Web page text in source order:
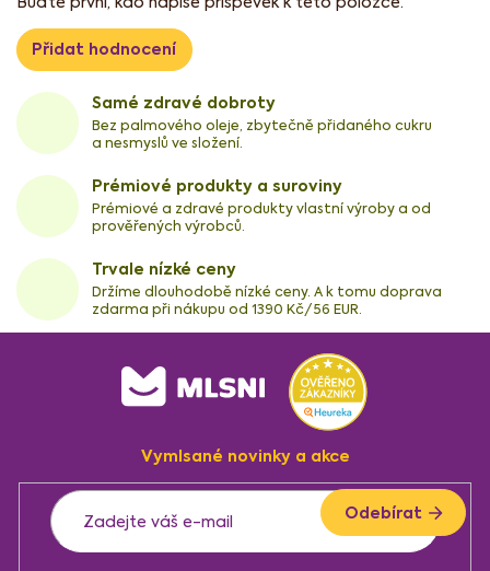
Samé zdravé dobroty
Bez palmového oleje, zbytečně přidaného cukru
a nesmyslů ve složení.
Prémiové produkty a suroviny
Prémiové a zdravé produkty vlastní výroby a od
prověřených výrobců.
Trvale nízké ceny
Držíme dlouhodobě nízké ceny. A k tomu doprava
zdarma při nákupu od 1390 Kč/56 EUR.
Přidat hodnocení
Vymlsané novinky a akce
Odebírat